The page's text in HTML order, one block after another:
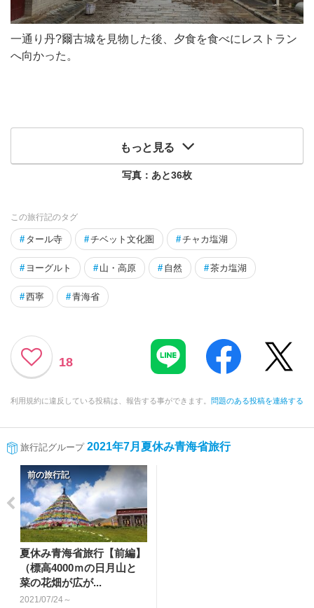
一通り丹?爾古城を見物した後、夕食を食べにレストラン
へ向かった。
もっと見る
写真：あと36枚
この旅行記のタグ
# タール寺 #チベット文化圏 #チャカ塩湖
# ヨーグルト # 山・高原 # 自然 #茶カ塩湖
#西寧 #青海省
18
利用規約に違反している投稿は、報告する事ができます。 問題のある投稿を連絡する
旅行記グループ 2021年7月夏休み青海省旅行
前の旅行記
夏休み青海省旅行【前編】
（標高4000ｍの日月山と
菜の花畑が広が...
2021/07/24～